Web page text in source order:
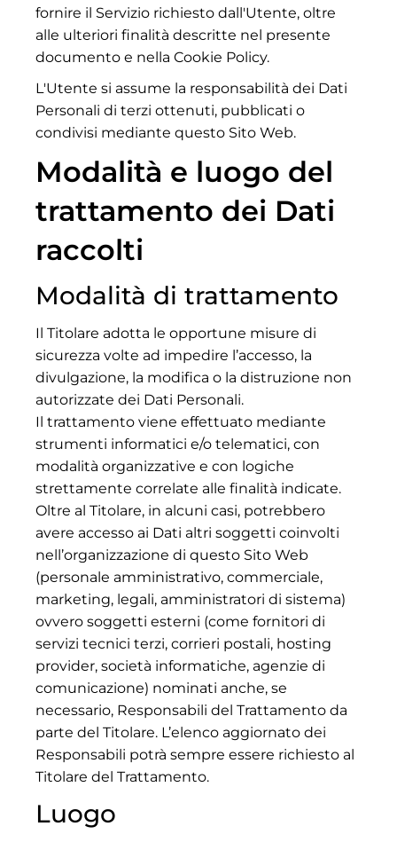
fornire il Servizio richiesto dall'Utente, oltre
alle ulteriori finalità descritte nel presente
documento e nella Cookie Policy.
L'Utente si assume la responsabilità dei Dati
Personali di terzi ottenuti, pubblicati o
condivisi mediante questo Sito Web.
Modalità e luogo del
trattamento dei Dati
raccolti
Modalità di trattamento
Il Titolare adotta le opportune misure di
sicurezza volte ad impedire l’accesso, la
divulgazione, la modifica o la distruzione non
autorizzate dei Dati Personali.
Il trattamento viene effettuato mediante
strumenti informatici e/o telematici, con
modalità organizzative e con logiche
strettamente correlate alle finalità indicate.
Oltre al Titolare, in alcuni casi, potrebbero
avere accesso ai Dati altri soggetti coinvolti
nell’organizzazione di questo Sito Web
(personale amministrativo, commerciale,
marketing, legali, amministratori di sistema)
ovvero soggetti esterni (come fornitori di
servizi tecnici terzi, corrieri postali, hosting
provider, società informatiche, agenzie di
comunicazione) nominati anche, se
necessario, Responsabili del Trattamento da
parte del Titolare. L’elenco aggiornato dei
Responsabili potrà sempre essere richiesto al
Titolare del Trattamento.
Luogo